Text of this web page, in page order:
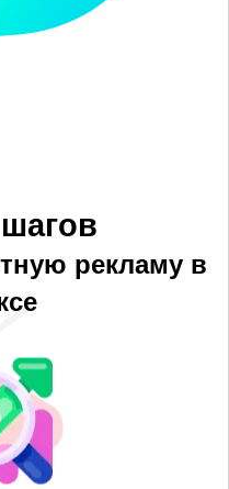
рекламу в